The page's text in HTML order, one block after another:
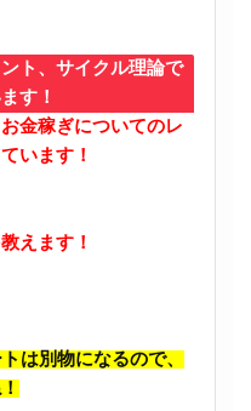
ト、サイクル理論で
す！
金稼ぎについてのレ
います！
えます！
は別物になるので、